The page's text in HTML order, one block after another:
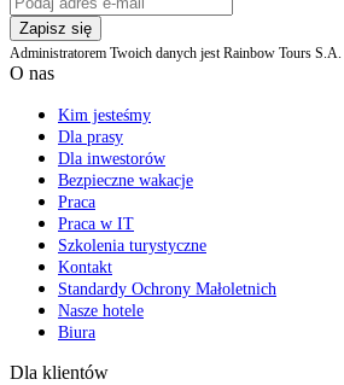
Zapisz się
Administratorem Twoich danych jest Rainbow Tours S.A.
O nas
Kim jesteśmy
Dla prasy
Dla inwestorów
Bezpieczne wakacje
Praca
Praca w IT
Szkolenia turystyczne
Kontakt
Standardy Ochrony Małoletnich
Nasze hotele
Biura
Dla klientów